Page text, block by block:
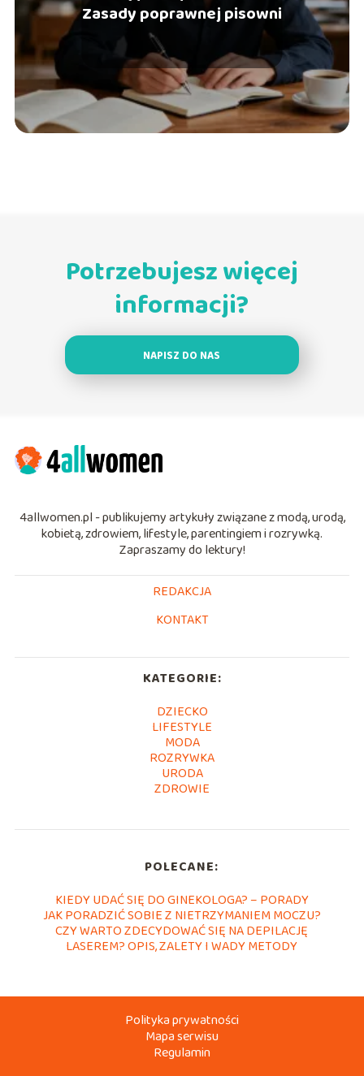
Zasady poprawnej pisowni
Potrzebujesz więcej
informacji?
NAPISZ DO NAS
4allwomen.pl - publikujemy artykuły związane z modą, urodą,
kobietą, zdrowiem, lifestyle, parentingiem i rozrywką.
Zapraszamy do lektury!
REDAKCJA
KONTAKT
KATEGORIE:
DZIECKO
LIFESTYLE
MODA
ROZRYWKA
URODA
ZDROWIE
POLECANE:
KIEDY UDAĆ SIĘ DO GINEKOLOGA? – PORADY
JAK PORADZIĆ SOBIE Z NIETRZYMANIEM MOCZU?
CZY WARTO ZDECYDOWAĆ SIĘ NA DEPILACJĘ
LASEREM? OPIS, ZALETY I WADY METODY
Polityka prywatności
Mapa serwisu
Regulamin